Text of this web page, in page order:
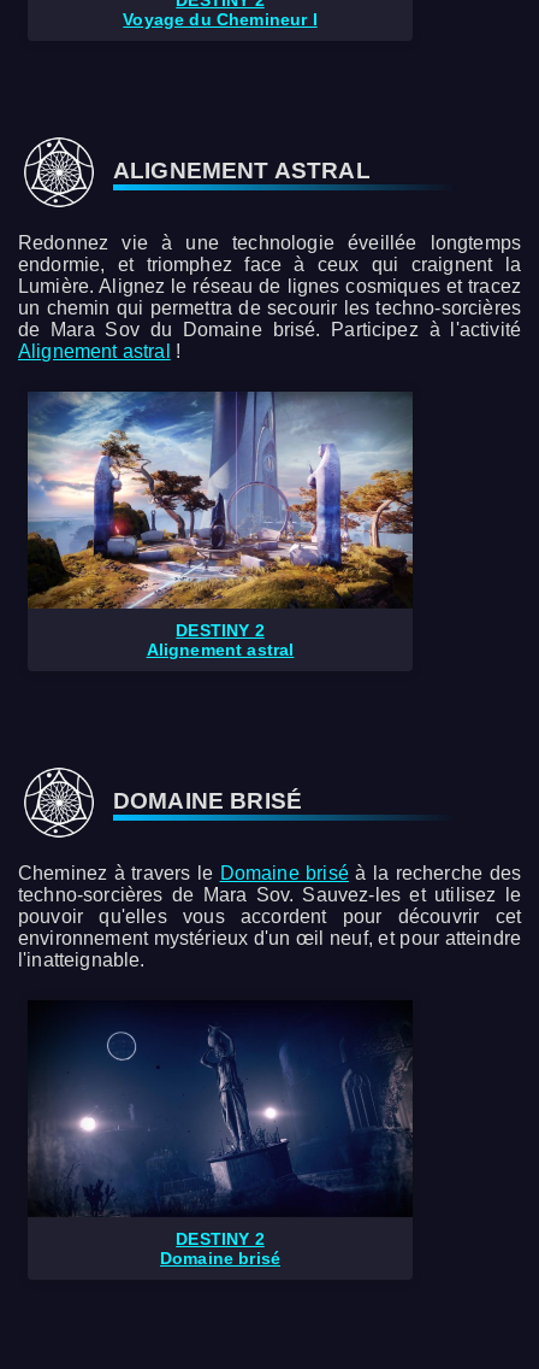
Voyage du Chemineur I
ALIGNEMENT ASTRAL
Redonnez vie à une technologie éveillée longtemps
endormie, et triomphez face à ceux qui craignent la
Lumière. Alignez le réseau de lignes cosmiques et tracez
un chemin qui permettra de secourir les techno-sorcières
de Mara Sov du Domaine brisé. Participez à l'activité
Alignement astral
!
DESTINY 2
Alignement astral
DOMAINE BRISÉ
Cheminez à travers le Domaine briséà la recherche des
techno-sorcières de Mara Sov. Sauvez-les et utilisez le
pouvoir qu'elles vous accordent pour découvrir cet
environnement mystérieux d'un œil neuf, et pour atteindre
l'inatteignable.
DESTINY 2
Domaine brisé